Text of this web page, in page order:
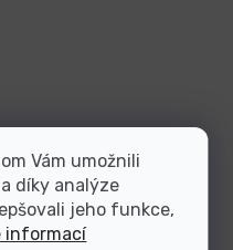
Vám umožnili
díky analýze
jeho funkce,
informací